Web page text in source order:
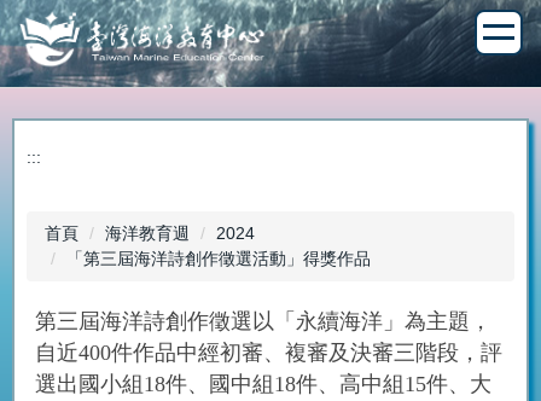
跳
到
主
要
內
:::
首頁 海洋教育週
2024
「第三屆海洋詩創作徵選活動」得獎作品
第三屆海洋詩創作徵選以「永續海洋」為主題，
自近400件作品中經初審、複審及決審三階段，評
選出國小組18件、國中組18件、高中組15件、大